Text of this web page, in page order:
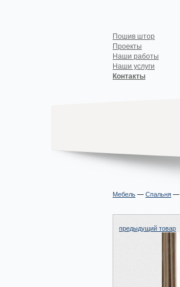
Пошив штор
Проекты
Наши работы
Наши услуги
Контакты
Мебель—Спальня—
предыдущий товар